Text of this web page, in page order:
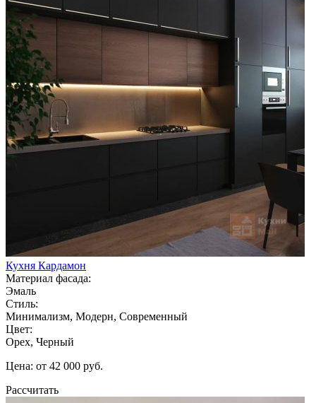
Кухня Кардамон
Материал фасада:
Эмаль
Стиль:
Минимализм, Модерн, Современный
Цвет:
Орех, Черный
Цена: от 42 000 руб.
Рассчитать